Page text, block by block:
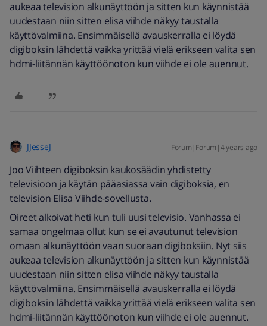
aukeaa television alkunäyttöön ja sitten kun käynnistää
uudestaan niin sitten elisa viihde näkyy taustalla
käyttövalmiina. Ensimmäisellä avauskerralla ei löydä
digiboksin lähdettä vaikka yrittää vielä erikseen valita sen
hdmi-liitännän käyttöönoton kun viihde ei ole auennut.
JJesseJ Forum|Forum|4 years ago
Joo Viihteen digiboksin kaukosäädin yhdistetty
televisioon ja käytän pääasiassa vain digiboksia, en
television Elisa Viihde-sovellusta.
Oireet alkoivat heti kun tuli uusi televisio. Vanhassa ei
samaa ongelmaa ollut kun se ei avautunut television
omaan alkunäyttöön vaan suoraan digiboksiin. Nyt siis
aukeaa television alkunäyttöön ja sitten kun käynnistää
uudestaan niin sitten elisa viihde näkyy taustalla
käyttövalmiina. Ensimmäisellä avauskerralla ei löydä
digiboksin lähdettä vaikka yrittää vielä erikseen valita sen
hdmi-liitännän käyttöönoton kun viihde ei ole auennut.